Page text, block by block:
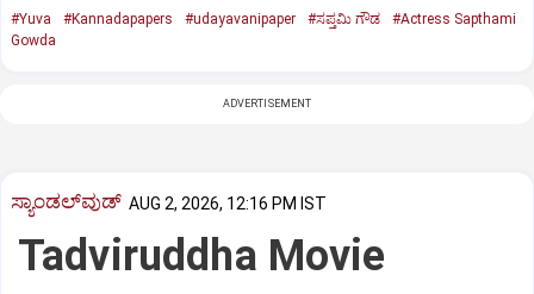
#Yuva #Kannadapapers #udayavanipaper #ಸಪ್ತಮಿ ಗೌಡ
#Actress Sapthami
Gowda
ADVERTISEMENT
ಸ್ಯಾಂಡಲ್‌ವುಡ್‌ AUG 2, 2026, 12:16 PM IST
Tadviruddha Movie